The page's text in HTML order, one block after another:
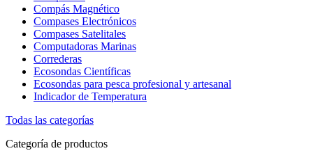
Compás Magnético
Compases Electrónicos
Compases Satelitales
Computadoras Marinas
Correderas
Ecosondas Científicas
Ecosondas para pesca profesional y artesanal
Indicador de Temperatura
Todas las categorías
Categoría de productos